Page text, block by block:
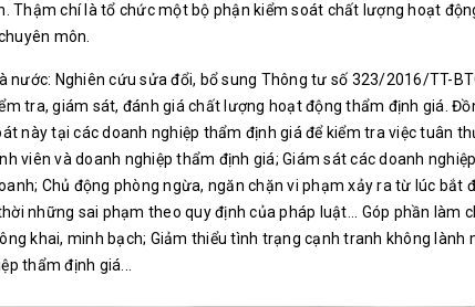
Thậm chí là tổ chức một bộ phận kiểm soát chất lượng hoạt
môn.
nước: Nghiên cứu sửa đổi, bổ sung Thông tư số 323/2016/TT-
tra, giám sát, đánh giá chất lượng hoạt động thẩm định giá.
này tại các doanh nghiệp thẩm định giá để kiểm tra việc tuân
viên và doanh nghiệp thẩm định giá; Giám sát các doanh
Chủ động phòng ngừa, ngăn chặn vi phạm xảy ra từ lúc bắt
những sai phạm theo quy định của pháp luật... Góp phần làm
khai, minh bạch; Giảm thiểu tình trạng cạnh tranh không lành
thẩm định giá...